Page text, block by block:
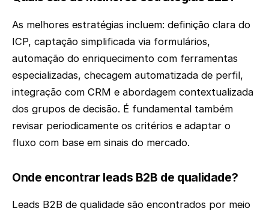
As melhores estratégias incluem: definição clara do
ICP, captação simplificada via formulários,
automação do enriquecimento com ferramentas
especializadas, checagem automatizada de perfil,
integração com CRM e abordagem contextualizada
dos grupos de decisão. É fundamental também
revisar periodicamente os critérios e adaptar o
fluxo com base em sinais do mercado.
Onde encontrar leads B2B de qualidade?
Leads B2B de qualidade são encontrados por meio